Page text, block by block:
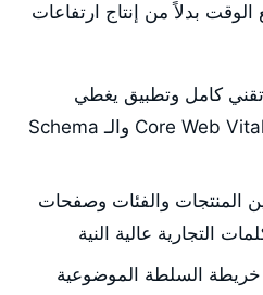
بدلاً من إنتاج ارتفاعات
تقني كامل وتطبيق يغطي
الزحف والفهرسة وCore Web Vitals والـ Schema
المنتجات والفئات وصفحات
التجارية عالية النية
خريطة السلطة الموضوعية